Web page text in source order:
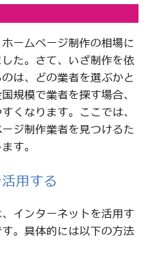
ームページ制作の相場に
た。さて、いざ制作を依
は、どの業者を選ぶかと
規模で業者を探す場合、
くなります。ここでは、
ジ制作業者を見つけるた
す。
用する
インターネットを活用す
。具体的には以下の方法